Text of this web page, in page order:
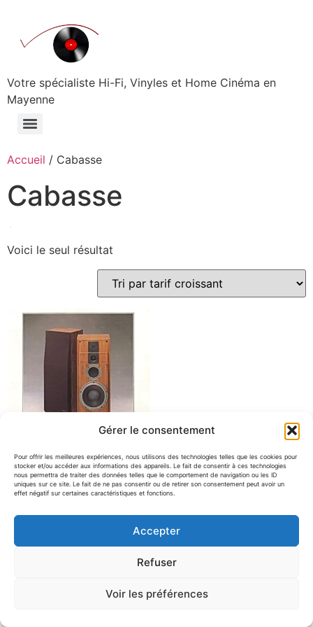
Gérer le consentement
Pour offrir les meilleures expériences, nous utilisons des technologies telles que les cookies pour
stocker et/ou accéder aux informations des appareils. Le fait de consentir à ces technologies
nous permettra de traiter des données telles que le comportement de navigation ou les ID
uniques sur ce site. Le fait de ne pas consentir ou de retirer son consentement peut avoir un
effet négatif sur certaines caractéristiques et fonctions.
Accepter
Refuser
Voir les préférences
contenu
Votre spécialiste Hi-Fi, Vinyles et Home Cinéma en
Mayenne
Accueil / Cabasse
Cabasse
Voici le seul résultat
Cabasse Galion V (2nde
main)